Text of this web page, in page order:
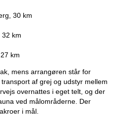
30 km
km
km
mens arrangøren står for
af grej og udstyr mellem
overnattes i eget telt, og der
ved målområderne. Der
i mål.